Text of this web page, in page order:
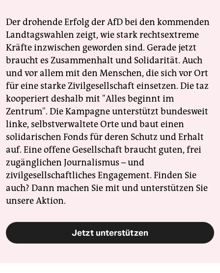
Der drohende Erfolg der AfD bei den kommenden
Landtagswahlen zeigt, wie stark rechtsextreme
Kräfte inzwischen geworden sind. Gerade jetzt
braucht es Zusammenhalt und Solidarität. Auch
und vor allem mit den Menschen, die sich vor Ort
für eine starke Zivilgesellschaft einsetzen. Die taz
kooperiert deshalb mit "Alles beginnt im
Zentrum". Die Kampagne unterstützt bundesweit
linke, selbstverwaltete Orte und baut einen
solidarischen Fonds für deren Schutz und Erhalt
auf. Eine offene Gesellschaft braucht guten, frei
zugänglichen Journalismus – und
zivilgesellschaftliches Engagement. Finden Sie
auch? Dann machen Sie mit und unterstützen Sie
unsere Aktion.
Jetzt unterstützen